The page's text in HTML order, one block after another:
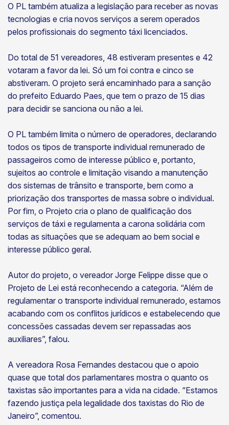
O PL também atualiza a legislação para receber as novas
tecnologias e cria novos serviços a serem operados
pelos profissionais do segmento táxi licenciados.
Do total de 51 vereadores, 48 estiveram presentes e 42
votaram a favor da lei. Só um foi contra e cinco se
abstiveram. O projeto será encaminhado para a sanção
do prefeito Eduardo Paes, que tem o prazo de 15 dias
para decidir se sanciona ou não a lei.
O PL também limita o número de operadores, declarando
todos os tipos de transporte individual remunerado de
passageiros como de interesse público e, portanto,
sujeitos ao controle e limitação visando a manutenção
dos sistemas de trânsito e transporte, bem como a
priorização dos transportes de massa sobre o individual.
Por fim, o Projeto cria o plano de qualificação dos
serviços de táxi e regulamenta a carona solidária com
todas as situações que se adequam ao bem social e
interesse público geral.
Autor do projeto, o vereador Jorge Felippe disse que o
Projeto de Lei está reconhecendo a categoria. “Além de
regulamentar o transporte individual remunerado, estamos
acabando com os conflitos jurídicos e estabelecendo que
concessões cassadas devem ser repassadas aos
auxiliares”, falou.
A vereadora Rosa Fernandes destacou que o apoio
quase que total dos parlamentares mostra o quanto os
taxistas são importantes para a vida na cidade. “Estamos
fazendo justiça pela legalidade dos taxistas do Rio de
Janeiro”, comentou.